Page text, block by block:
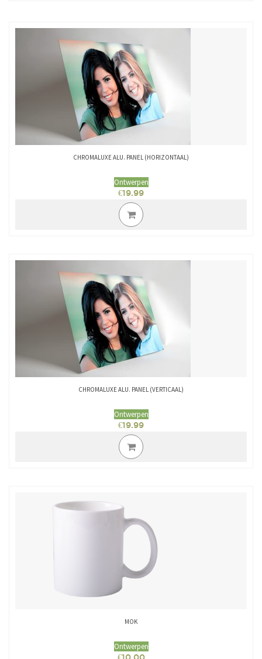
CHROMALUXE ALU. PANEL (HORIZONTAAL)
Ontwerpen
€19.99
CHROMALUXE ALU. PANEL (VERTICAAL)
Ontwerpen
€19.99
MOK
Ontwerpen